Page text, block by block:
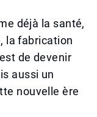
déjà la santé,
la fabrication
de devenir
aussi un
nouvelle ère